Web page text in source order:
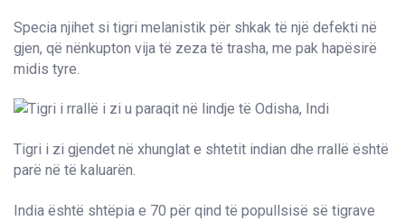
Specia njihet si tigri melanistik për shkak të një defekti në
gjen, që nënkupton vija të zeza të trasha, me pak hapësirë
midis tyre.
Tigri i zi gjendet në xhunglat e shtetit indian dhe rrallë është
parë në të kaluarën.
India është shtëpia e 70 për qind të popullsisë së tigrave